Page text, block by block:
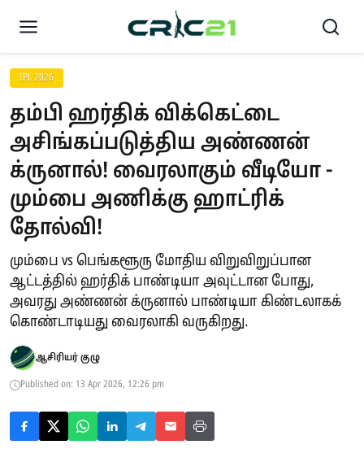
IPL 2026
தம்பி ஹர்திக் விக்கெட்டை
அசிங்கப்படுத்திய அண்ணன்
க்ருனால்! வைரலாகும் வீடியோ -
மும்பை அணிக்கு ஹாட்ரிக்
தோல்வி!
மும்பை vs பெங்களூரு மோதிய விறுவிறுப்பான
ஆட்டத்தில் ஹர்திக் பாண்டியா அவுட்டான போது,
அவரது அண்ணன் க்ருனால் பாண்டியா கிண்டலாகக்
கொண்டாடியது வைரலாகி வருகிறது.
ஆசிரியர் குழு
Published on: 13 Apr 2026, 12:26 pm